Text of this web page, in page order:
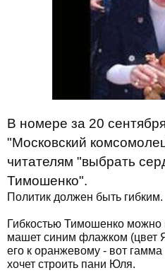
В номере за 20
"Московский
читателям "выбрать
Тимошенко".
Политик должен быть гибким.
Гибкостью Тимошенко можно
машет синим флажком (цвет
его к оранжевому - вот
хочет строить пани Юля.